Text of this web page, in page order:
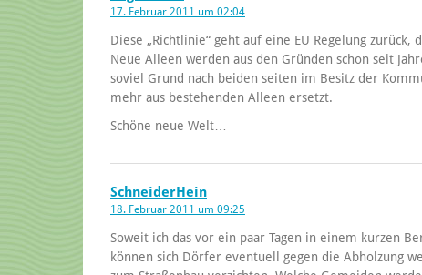
17. Februar 2011 um 02:04
Diese „Richtlinie“ geht auf eine EU Regelung zurück,
Neue Alleen werden aus den Gründen schon seit
soviel Grund nach beiden seiten im Besitz der
mehr aus bestehenden Alleen ersetzt.
Schöne neue Welt…
SchneiderHein
18. Februar 2011 um 09:25
Soweit ich das vor ein paar Tagen in einem kurzen
können sich Dörfer eventuell gegen die Abholzung